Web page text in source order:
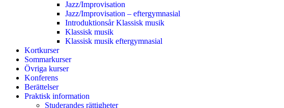
Jazz/Improvisation
Jazz/Improvisation – eftergymnasial
Introduktionsår Klassisk musik
Klassisk musik
Klassisk musik eftergymnasial
Kortkurser
Sommarkurser
Övriga kurser
Konferens
Berättelser
Praktisk information
Studerandes rättigheter